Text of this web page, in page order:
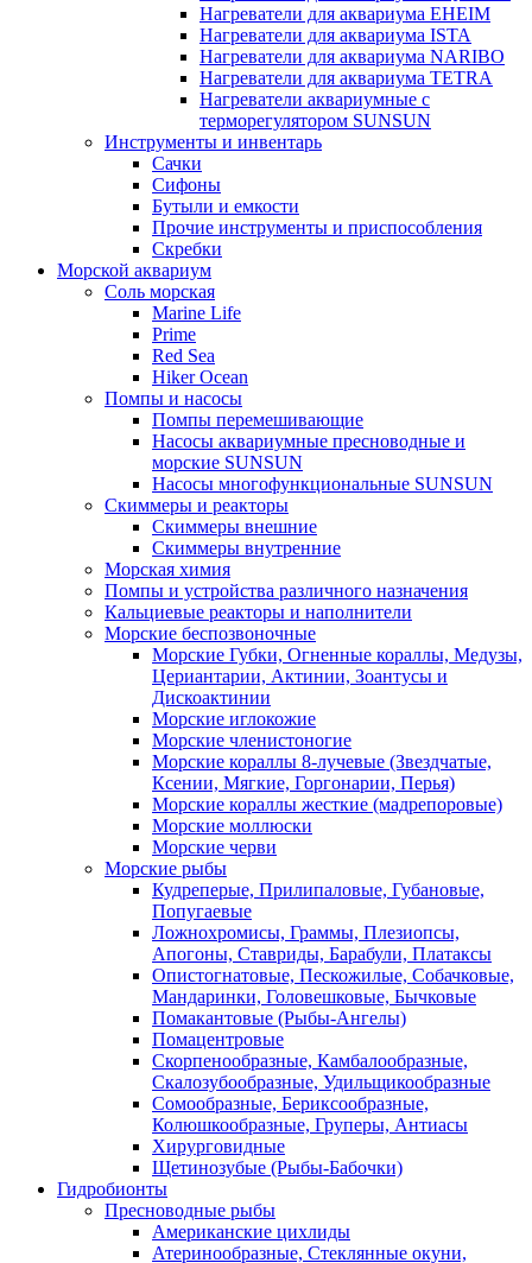
Нагреватели для аквариума EHEIM
Нагреватели для аквариума ISTA
Нагреватели для аквариума NARIBO
Нагреватели для аквариума TETRA
Нагреватели аквариумные с
терморегулятором SUNSUN
Инструменты и инвентарь
Сачки
Сифоны
Бутыли и емкости
Прочие инструменты и приспособления
Скребки
Морской аквариум
Соль морская
Marine Life
Prime
Red Sea
Hiker Ocean
Помпы и насосы
Помпы перемешивающие
Насосы аквариумные пресноводные и
морские SUNSUN
Насосы многофункциональные SUNSUN
Скиммеры и реакторы
Скиммеры внешние
Скиммеры внутренние
Морская химия
Помпы и устройства различного назначения
Кальциевые реакторы и наполнители
Морские беспозвоночные
Морские Губки, Огненные кораллы, Медузы,
Цериантарии, Актинии, Зоантусы и
Дискоактинии
Морские иглокожие
Морские членистоногие
Морские кораллы 8-лучевые (Звездчатые,
Ксении, Мягкие, Горгонарии, Перья)
Морские кораллы жесткие (мадрепоровые)
Морские моллюски
Морские черви
Морские рыбы
Кудреперые, Прилипаловые, Губановые,
Попугаевые
Ложнохромисы, Граммы, Плезиопсы,
Апогоны, Ставриды, Барабули, Платаксы
Опистогнатовые, Пескожилые, Собачковые,
Мандаринки, Головешковые, Бычковые
Помакантовые (Рыбы-Ангелы)
Помацентровые
Скорпенообразные, Камбалообразные,
Скалозубообразные, Удильщикообразные
Сомообразные, Бериксообразные,
Колюшкообразные, Груперы, Антиасы
Хирурговидные
Щетинозубые (Рыбы-Бабочки)
Гидробионты
Пресноводные рыбы
Американские цихлиды
Атеринообразные, Стеклянные окуни,